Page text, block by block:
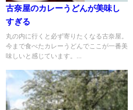
古奈屋のカレーうどんが美味し
すぎる
丸の内に行くと必ず寄りたくなる古奈屋。
今まで食べたカレーうどんでここが一番美
味しいと感じています。...